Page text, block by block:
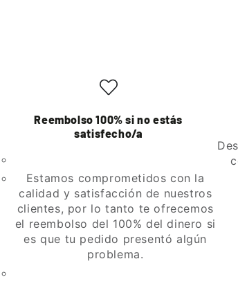
Reembolso 100% si no estás
satisfecho/a
Estamos comprometidos con la
calidad y satisfacción de nuestros
clientes, por lo tanto te ofrecemos
el reembolso del 100% del dinero si
es que tu pedido presentó algún
problema.